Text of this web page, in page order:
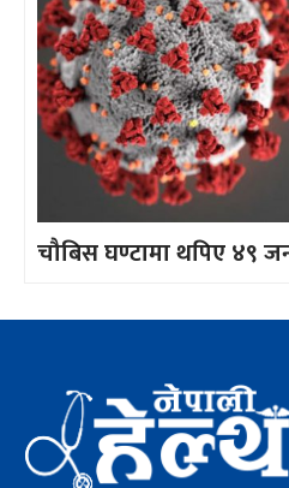
चौबिस घण्टामा थपिए ४९